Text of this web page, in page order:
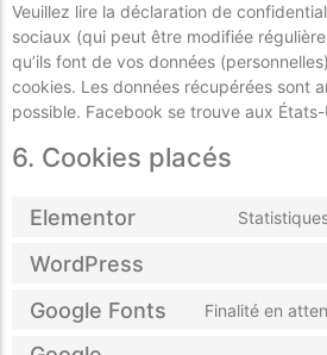
Veuillez lire la déclaration de
sociaux (qui peut être modifiée
qu’ils font de vos données
cookies. Les données récupérées sont
possible. Facebook se trouve aux États-
6. Cookies placés
Elementor
WordPress
Google Fonts Finalité en